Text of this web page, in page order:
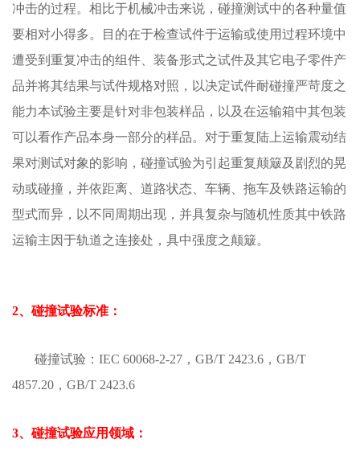
冲击的过程。相比于机械冲击来说，碰撞测试中的各种量值
要相对小得多。目的在于检查试件于运输或使用过程环境中
遭受到重复冲击的组件、装备形式之试件及其它电子零件产
品并将其结果与试件规格对照，以决定试件耐碰撞严苛度之
能力本试验主要是针对非包装样品，以及在运输箱中其包装
可以看作产品本身一部分的样品。对于重复陆上运输震动结
果对测试对象的影响，碰撞试验为引起重复颠簸及剧烈的晃
动或碰撞，并依距离、道路状态、车辆、拖车及铁路运输的
型式而异，以不同周期出现，并具复杂与随机性质其中铁路
运输主因于轨道之连接处，具中强度之颠簸。
2、碰撞试验标准：
碰撞试验：IEC 60068-2-27，GB/T 2423.6，GB/T
4857.20，GB/T 2423.6
3、碰撞试验应用领域：